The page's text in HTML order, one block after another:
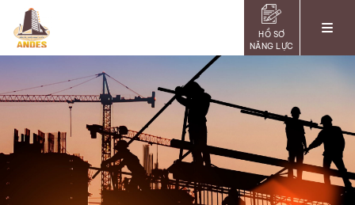
HỒ SƠ
NĂNG LỰC